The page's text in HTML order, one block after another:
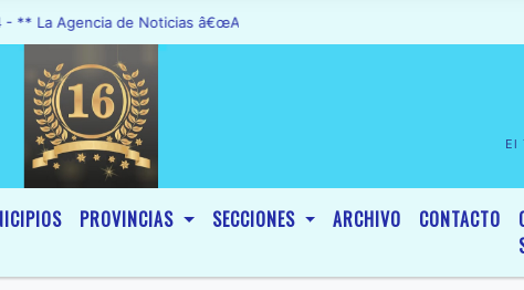
de Noticias â€œA1 Noticiasâ€, fue declarada de InterÃ©s General
El
PROVINCIAS SECCIONES ARCHIVO CONTACTO